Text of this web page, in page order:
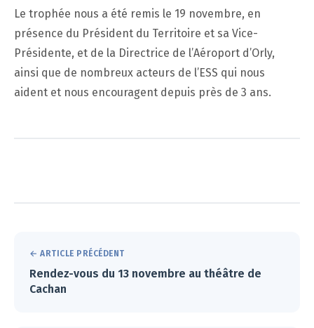
Le trophée nous a été remis le 19 novembre, en
présence du Président du Territoire et sa Vice-
Présidente, et de la Directrice de l’Aéroport d’Orly,
ainsi que de nombreux acteurs de l’ESS qui nous
aident et nous encouragent depuis près de 3 ans.
← ARTICLE PRÉCÉDENT
Rendez-vous du 13 novembre au théâtre de
Cachan